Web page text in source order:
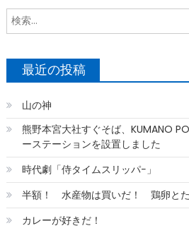
最近の投稿
山の神
熊野本宮大社すぐそば、KUMANO
ーステーションを設置しました
時代劇「侍タイムスリッパ−」
半額！ 水産物は買いだ！ 鶏卵とた
カレーが好きだ！